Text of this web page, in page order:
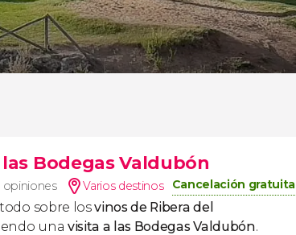
Bodegas Valdubón
opiniones Varios destinos Cancelación gratuita
sobre losvinos de Ribera del
una visita a las Bodegas Valdubón.